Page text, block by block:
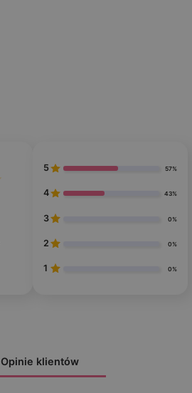
5 57%
4 43%
3 0%
2 0%
1 0%
Opinie klientów